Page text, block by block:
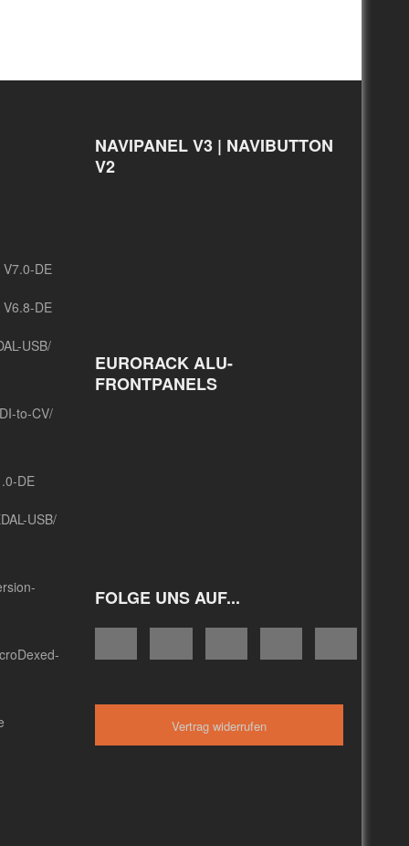
V7.0-DE
V6.8-DE
USB/
to-CV/
DE
USB/
NAVIPANEL V3 | NAVIBUTTON
V2
EURORACK ALU-
FRONTPANELS
FOLGE UNS AUF...
Vertrag widerrufen